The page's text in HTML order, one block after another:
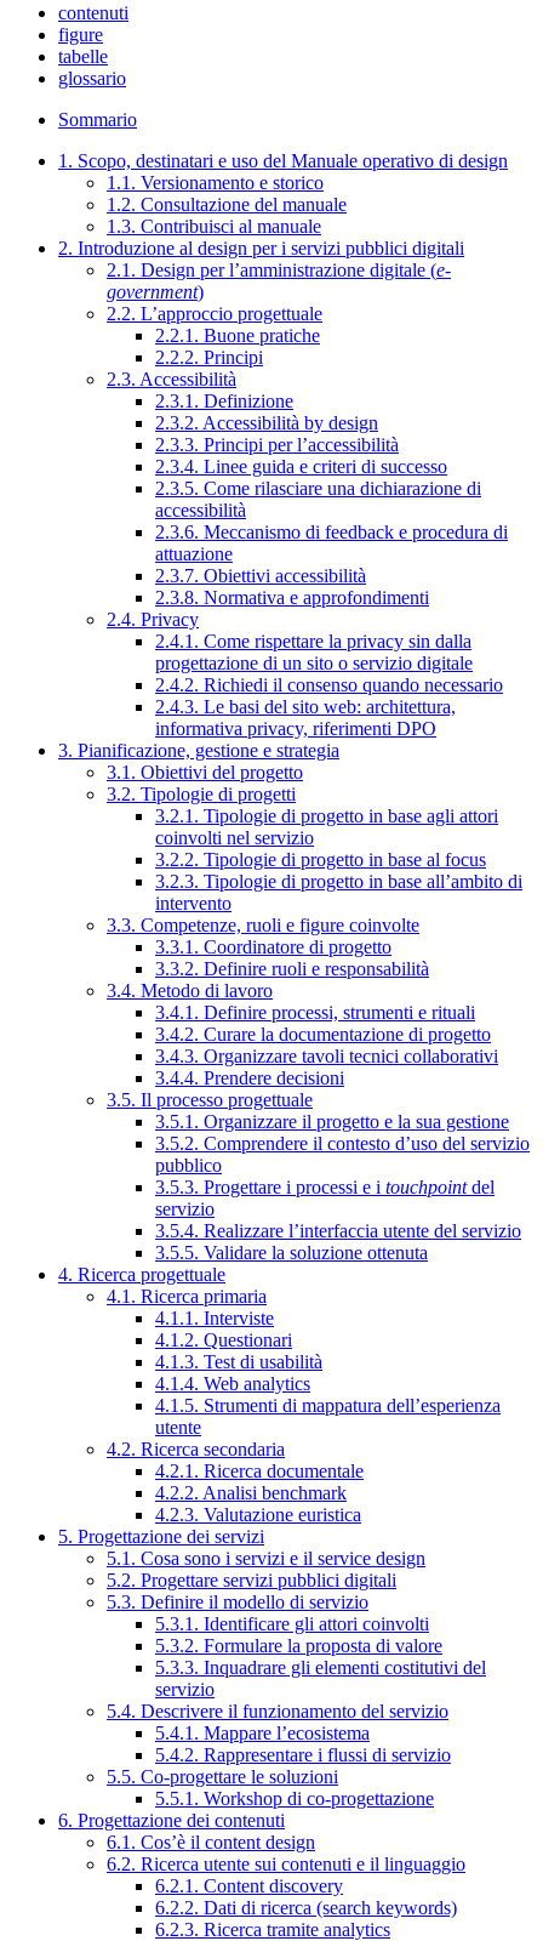
contenuti
figure
tabelle
glossario
Sommario
1. Scopo, destinatari e uso del Manuale operativo di design
1.1. Versionamento e storico
1.2. Consultazione del manuale
1.3. Contribuisci al manuale
2. Introduzione al design per i servizi pubblici digitali
2.1. Design per l’amministrazione digitale (e-
government)
2.2. L’approccio progettuale
2.2.1. Buone pratiche
2.2.2. Principi
2.3. Accessibilità
2.3.1. Definizione
2.3.2. Accessibilità by design
2.3.3. Principi per l’accessibilità
2.3.4. Linee guida e criteri di successo
2.3.5. Come rilasciare una dichiarazione di
accessibilità
2.3.6. Meccanismo di feedback e procedura di
attuazione
2.3.7. Obiettivi accessibilità
2.3.8. Normativa e approfondimenti
2.4. Privacy
2.4.1. Come rispettare la privacy sin dalla
progettazione di un sito o servizio digitale
2.4.2. Richiedi il consenso quando necessario
2.4.3. Le basi del sito web: architettura,
informativa privacy, riferimenti DPO
3. Pianificazione, gestione e strategia
3.1. Obiettivi del progetto
3.2. Tipologie di progetti
3.2.1. Tipologie di progetto in base agli attori
coinvolti nel servizio
3.2.2. Tipologie di progetto in base al focus
3.2.3. Tipologie di progetto in base all’ambito di
intervento
3.3. Competenze, ruoli e figure coinvolte
3.3.1. Coordinatore di progetto
3.3.2. Definire ruoli e responsabilità
3.4. Metodo di lavoro
3.4.1. Definire processi, strumenti e rituali
3.4.2. Curare la documentazione di progetto
3.4.3. Organizzare tavoli tecnici collaborativi
3.4.4. Prendere decisioni
3.5. Il processo progettuale
3.5.1. Organizzare il progetto e la sua gestione
3.5.2. Comprendere il contesto d’uso del servizio
pubblico
3.5.3. Progettare i processi e i touchpointdel
servizio
3.5.4. Realizzare l’interfaccia utente del servizio
3.5.5. Validare la soluzione ottenuta
4. Ricerca progettuale
4.1. Ricerca primaria
4.1.1. Interviste
4.1.2. Questionari
4.1.3. Test di usabilità
4.1.4. Web analytics
4.1.5. Strumenti di mappatura dell’esperienza
utente
4.2. Ricerca secondaria
4.2.1. Ricerca documentale
4.2.2. Analisi benchmark
4.2.3. Valutazione euristica
5. Progettazione dei servizi
5.1. Cosa sono i servizi e il service design
5.2. Progettare servizi pubblici digitali
5.3. Definire il modello di servizio
5.3.1. Identificare gli attori coinvolti
5.3.2. Formulare la proposta di valore
5.3.3. Inquadrare gli elementi costitutivi del
servizio
5.4. Descrivere il funzionamento del servizio
5.4.1. Mappare l’ecosistema
5.4.2. Rappresentare i flussi di servizio
5.5. Co-progettare le soluzioni
5.5.1. Workshop di co-progettazione
6. Progettazione dei contenuti
6.1. Cos’è il content design
6.2. Ricerca utente sui contenuti e il linguaggio
6.2.1. Content discovery
6.2.2. Dati di ricerca (search keywords)
6.2.3. Ricerca tramite analytics